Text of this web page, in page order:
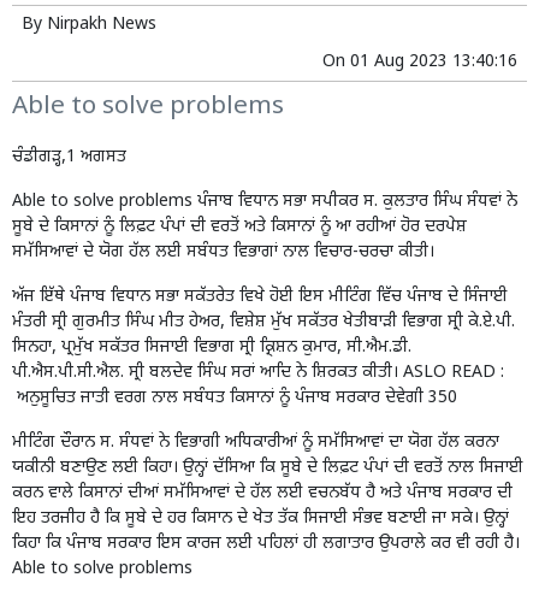
By Nirpakh News
On 01 Aug 2023 13:40:16
Able to solve problems
ਚੰਡੀਗੜ੍ਹ,1 ਅਗਸਤ
Able to solve problems ਪੰਜਾਬ ਵਿਧਾਨ ਸਭਾ ਸਪੀਕਰ ਸ. ਕੁਲਤਾਰ ਸਿੰਘ ਸੰਧਵਾਂ ਨੇ
ਸੂਬੇ ਦੇ ਕਿਸਾਨਾਂ ਨੂੰ ਲਿਫ਼ਟ ਪੰਪਾਂ ਦੀ ਵਰਤੋਂ ਅਤੇ ਕਿਸਾਨਾਂ ਨੂੰ ਆ ਰਹੀਆਂ ਹੋਰ ਦਰਪੇਸ਼
ਸਮੱਸਿਆਵਾਂ ਦੇ ਯੋਗ ਹੱਲ ਲਈ ਸਬੰਧਤ ਵਿਭਾਗਾਂ ਨਾਲ ਵਿਚਾਰ-ਚਰਚਾ ਕੀਤੀ।
ਅੱਜ ਇੱਥੇ ਪੰਜਾਬ ਵਿਧਾਨ ਸਭਾ ਸਕੱਤਰੇਤ ਵਿਖੇ ਹੋਈ ਇਸ ਮੀਟਿੰਗ ਵਿੱਚ ਪੰਜਾਬ ਦੇ ਸਿੰਜਾਈ
ਮੰਤਰੀ ਸ੍ਰੀ ਗੁਰਮੀਤ ਸਿੰਘ ਮੀਤ ਹੇਅਰ, ਵਿਸ਼ੇਸ਼ ਮੁੱਖ ਸਕੱਤਰ ਖੇਤੀਬਾੜੀ ਵਿਭਾਗ ਸ੍ਰੀ ਕੇ.ਏ.ਪੀ.
ਸਿਨਹਾ, ਪ੍ਰਮੁੱਖ ਸਕੱਤਰ ਸਿਜਾਈ ਵਿਭਾਗ ਸ੍ਰੀ ਕ੍ਰਿਸ਼ਨ ਕੁਮਾਰ, ਸੀ.ਐਮ.ਡੀ.
ਪੀ.ਐਸ.ਪੀ.ਸੀ.ਐਲ. ਸ੍ਰੀ ਬਲਦੇਵ ਸਿੰਘ ਸਰਾਂ ਆਦਿ ਨੇ ਸ਼ਿਰਕਤ ਕੀਤੀ। ASLO READ :
ਅਨੁਸੂਚਿਤ ਜਾਤੀ ਵਰਗ ਨਾਲ ਸਬੰਧਤ ਕਿਸਾਨਾਂ ਨੂੰ ਪੰਜਾਬ ਸਰਕਾਰ ਦੇਵੇਗੀ 350
ਮੀਟਿੰਗ ਦੌਰਾਨ ਸ. ਸੰਧਵਾਂ ਨੇ ਵਿਭਾਗੀ ਅਧਿਕਾਰੀਆਂ ਨੂੰ ਸਮੱਸਿਆਵਾਂ ਦਾ ਯੋਗ ਹੱਲ ਕਰਨਾ
ਯਕੀਨੀ ਬਣਾਉਣ ਲਈ ਕਿਹਾ। ਉਨ੍ਹਾਂ ਦੱਸਿਆ ਕਿ ਸੂਬੇ ਦੇ ਲਿਫ਼ਟ ਪੰਪਾਂ ਦੀ ਵਰਤੋਂ ਨਾਲ ਸਿਜਾਈ
ਕਰਨ ਵਾਲੇ ਕਿਸਾਨਾਂ ਦੀਆਂ ਸਮੱਸਿਆਵਾਂ ਦੇ ਹੱਲ ਲਈ ਵਚਨਬੱਧ ਹੈ ਅਤੇ ਪੰਜਾਬ ਸਰਕਾਰ ਦੀ
ਇਹ ਤਰਜੀਹ ਹੈ ਕਿ ਸੂਬੇ ਦੇ ਹਰ ਕਿਸਾਨ ਦੇ ਖੇਤ ਤੱਕ ਸਿਜਾਈ ਸੰਭਵ ਬਣਾਈ ਜਾ ਸਕੇ। ਉਨ੍ਹਾਂ
ਕਿਹਾ ਕਿ ਪੰਜਾਬ ਸਰਕਾਰ ਇਸ ਕਾਰਜ ਲਈ ਪਹਿਲਾਂ ਹੀ ਲਗਾਤਾਰ ਉਪਰਾਲੇ ਕਰ ਵੀ ਰਹੀ ਹੈ।
Able to solve problems